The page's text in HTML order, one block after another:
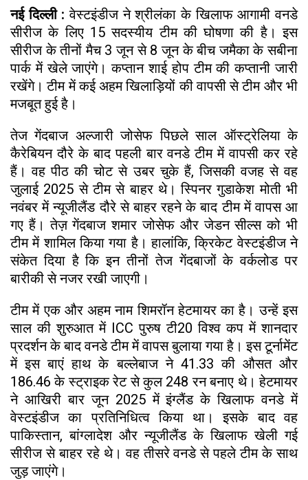
नई दिल्ली : वेस्टइंडीज ने श्रीलंका के खिलाफ आगामी वनडे
सीरीज के लिए 15 सदस्यीय टीम की घोषणा की है। इस
सीरीज के तीनों मैच 3 जून से 8 जून के बीच जमैका के सबीना
पार्क में खेले जाएंगे। कप्तान शाई होप टीम की कप्तानी जारी
रखेंगे। टीम में कई अहम खिलाड़ियों की वापसी से टीम और भी
मजबूत हुई है।
तेज गेंदबाज अल्जारी जोसेफ पिछले साल ऑस्ट्रेलिया के
कैरेबियन दौरे के बाद पहली बार वनडे टीम में वापसी कर रहे
हैं। वह पीठ की चोट से उबर चुके हैं, जिसकी वजह से वह
जुलाई 2025 से टीम से बाहर थे। स्पिनर गुडाकेश मोती भी
नवंबर में न्यूजीलैंड दौरे से बाहर रहने के बाद टीम में वापस आ
गए हैं। तेज़ गेंदबाज शमार जोसेफ और जेडन सील्स को भी
टीम में शामिल किया गया है। हालांकि, क्रिकेट वेस्टइंडीज ने
संकेत दिया है कि इन तीनों तेज गेंदबाजों के वर्कलोड पर
बारीकी से नजर रखी जाएगी।
टीम में एक और अहम नाम शिमरॉन हेटमायर का है। उन्हें इस
साल की शुरुआत में ICC पुरुष टी20 विश्व कप में शानदार
प्रदर्शन के बाद वनडे टीम में वापस बुलाया गया है। इस टूर्नामेंट
में इस बाएं हाथ के बल्लेबाज ने 41.33 की औसत और
186.46 के स्ट्राइक रेट से कुल 248 रन बनाए थे। हेटमायर
ने आखिरी बार जून 2025 में इंग्लैंड के खिलाफ वनडे में
वेस्टइंडीज का प्रतिनिधित्व किया था। इसके बाद वह
पाकिस्तान, बांग्लादेश और न्यूजीलैंड के खिलाफ खेली गई
सीरीज से बाहर रहे थे। वह तीसरे वनडे से पहले टीम के साथ
जुड़ जाएंगे।